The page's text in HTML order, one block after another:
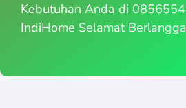
Kebutuhan Anda di
IndiHome Selamat